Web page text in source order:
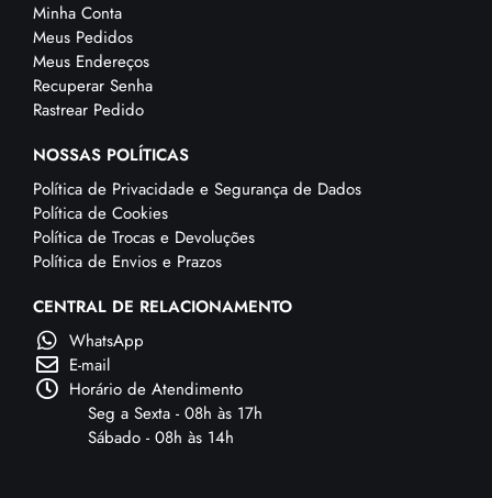
Minha Conta
Meus Pedidos
Meus Endereços
Recuperar Senha
Rastrear Pedido
NOSSAS POLÍTICAS
Política de Privacidade e Segurança de Dados
Política de Cookies
Política de Trocas e Devoluções
Política de Envios e Prazos
CENTRAL DE RELACIONAMENTO
WhatsApp
E-mail
Horário de Atendimento
Seg a Sexta - 08h às 17h
Sábado - 08h às 14h